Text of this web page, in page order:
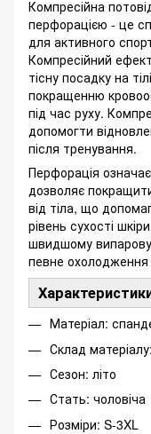
Компресійна
перфорацією - це
для активного
Компресійний
тісну посадку на
покращенню
під час руху.
допомогти
після тренування.
Перфорація
дозволяє
від тіла, що
рівень сухості
швидшому
певне охолодження
Матеріал:
Склад
Сезон: літо
Стать: чоловіча
Розміри: S-3XL